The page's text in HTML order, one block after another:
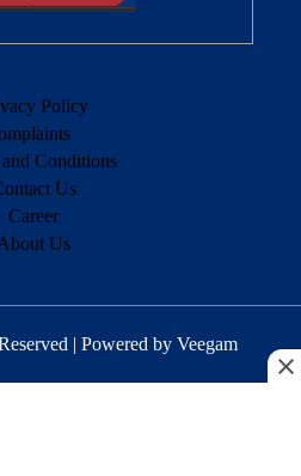
Policy
Conditions
Us
Career
Us
| Powered by Veegam